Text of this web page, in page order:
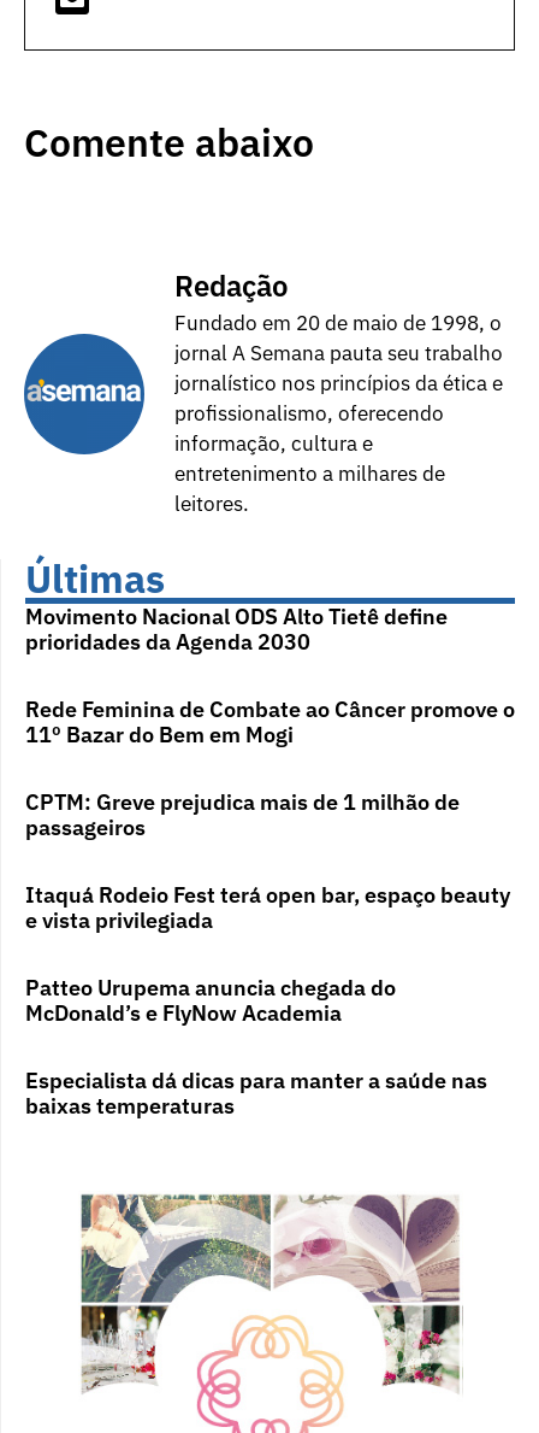
Comente abaixo
Redação
Fundado em 20 de maio de 1998, o
jornal A Semana pauta seu trabalho
jornalístico nos princípios da ética e
profissionalismo, oferecendo
informação, cultura e
entretenimento a milhares de
leitores.
Últimas
Movimento Nacional ODS Alto Tietê define
prioridades da Agenda 2030
Rede Feminina de Combate ao Câncer promove o
11º Bazar do Bem em Mogi
CPTM: Greve prejudica mais de 1 milhão de
passageiros
Itaquá Rodeio Fest terá open bar, espaço beauty
e vista privilegiada
Patteo Urupema anuncia chegada do
McDonald’s e FlyNow Academia
Especialista dá dicas para manter a saúde nas
baixas temperaturas